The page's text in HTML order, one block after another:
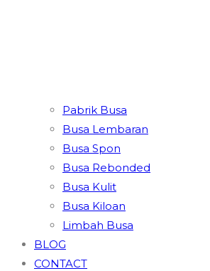
Pabrik Busa
Busa Lembaran
Busa Spon
Busa Rebonded
Busa Kulit
Busa Kiloan
Limbah Busa
BLOG
CONTACT